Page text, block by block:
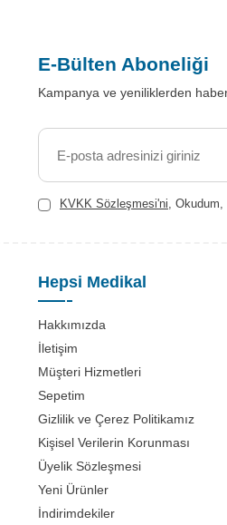
E-Bülten Aboneliği
Kampanya ve yeniliklerden
KVKK Sözleşmesi'ni, Okudum,
Hepsi Medikal
Hakkımızda
İletişim
Müşteri Hizmetleri
Sepetim
Gizlilik ve Çerez Politikamız
Kişisel Verilerin Korunması
Üyelik Sözleşmesi
Yeni Ürünler
İndirimdekiler